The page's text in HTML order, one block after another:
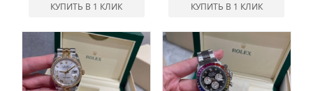
КУПИТЬ В 1 КЛИК
КУПИТЬ В 1 КЛИК